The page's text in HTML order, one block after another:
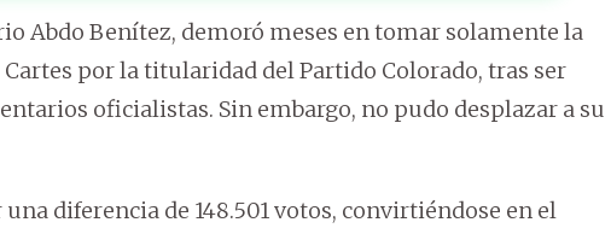
Abdo Benítez, demoró meses en tomar solamente la
por la titularidad del Partido Colorado, tras ser
oficialistas. Sin embargo, no pudo desplazar a su
diferencia de 148.501 votos, convirtiéndose en el